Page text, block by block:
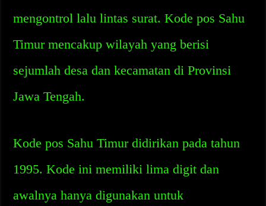
mengontrol lalu lintas surat. Kode pos Sahu
Timur mencakup wilayah yang berisi
sejumlah desa dan kecamatan di Provinsi
Jawa Tengah.
Kode pos Sahu Timur didirikan pada tahun
1995. Kode ini memiliki lima digit dan
awalnya hanya digunakan untuk